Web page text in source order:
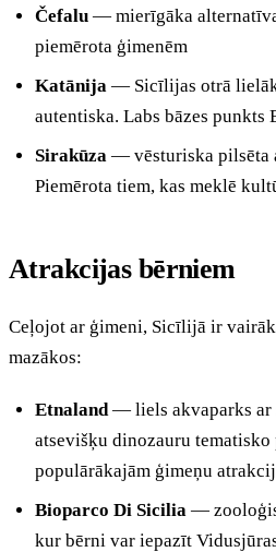
Čefalu — mierīgāka
piemērota ģimenēm
Katānija — Sicīlijas otrā
autentiska. Labs bāzes punkts
Sirakūza — vēsturiska pilsēta
Piemērota tiem, kas meklē
Atrakcijas bērniem
Ceļojot ar ģimeni, Sicīlijā ir
mazākos:
Etnaland — liels akvaparks ar
atsevišķu dinozauru tematisko
populārākajām ģimeņu
Bioparco Di Sicilia —
kur bērni var iepazīt